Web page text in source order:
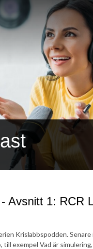
Avsnitt 1: RCR
Krislabbspodden.
till exempel Vad är